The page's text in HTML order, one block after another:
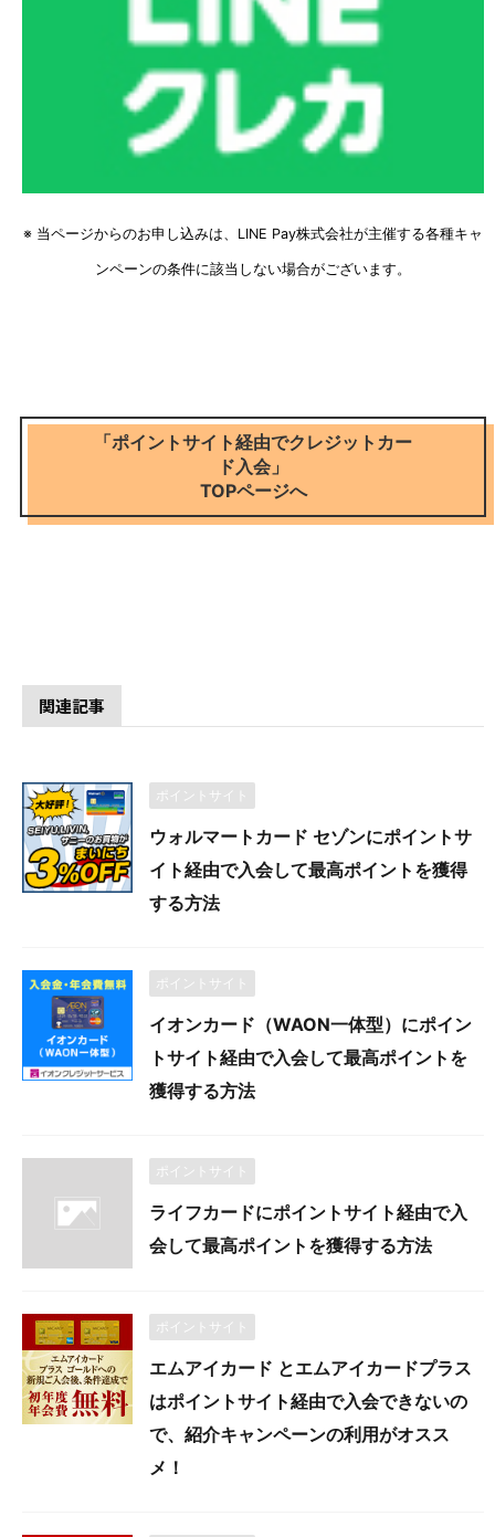
※ 当ページからのお申し込みは、LINE Pay株式会社が主催する各種キャ
ンペーンの条件に該当しない場合がございます。
「ポイントサイト経由でクレジットカー
ド入会」
TOPページへ
関連記事
ポイントサイト
ウォルマートカード セゾンにポイントサ
イト経由で入会して最高ポイントを獲得
する方法
ポイントサイト
イオンカード（WAON一体型）にポイン
トサイト経由で入会して最高ポイントを
獲得する方法
ポイントサイト
ライフカードにポイントサイト経由で入
会して最高ポイントを獲得する方法
ポイントサイト
エムアイカード とエムアイカードプラス
はポイントサイト経由で入会できないの
で、紹介キャンペーンの利用がオスス
メ！